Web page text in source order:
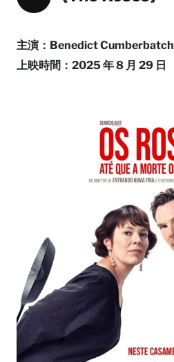
主演：Benedict Cumberbatch
上映時間：2025 年 8 月 29 日